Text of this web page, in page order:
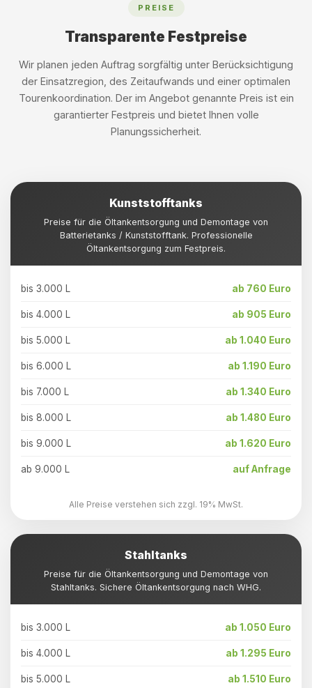
PREISE
Transparente Festpreise
Wir planen jeden Auftrag sorgfältig unter Berücksichtigung
der Einsatzregion, des Zeitaufwands und einer optimalen
Tourenkoordination. Der im Angebot genannte Preis ist ein
garantierter Festpreis und bietet Ihnen volle
Planungssicherheit.
Kunststofftanks
Preise für die Öltankentsorgung und Demontage von
Batterietanks / Kunststofftank. Professionelle
Öltankentsorgung zum Festpreis.
bis 3.000 L ab 760 Euro
bis 4.000 L ab 905 Euro
bis 5.000 L ab 1.040 Euro
bis 6.000 L ab 1.190 Euro
bis 7.000 L ab 1.340 Euro
bis 8.000 L ab 1.480 Euro
bis 9.000 L ab 1.620 Euro
ab 9.000 L auf Anfrage
Alle Preise verstehen sich zzgl. 19% MwSt.
Stahltanks
Preise für die Öltankentsorgung und Demontage von
Stahltanks. Sichere Öltankentsorgung nach WHG.
bis 3.000 L ab 1.050 Euro
bis 4.000 L ab 1.295 Euro
bis 5.000 L ab 1.510 Euro